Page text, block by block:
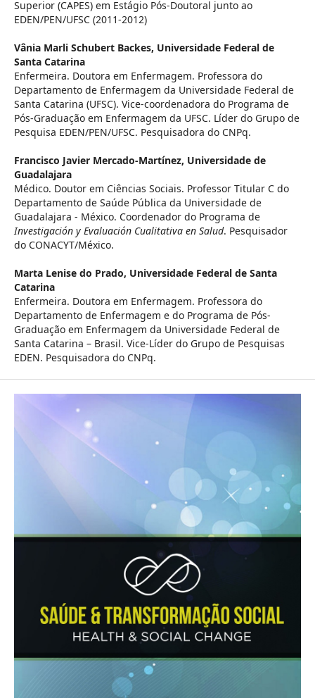
Superior (CAPES) em Estágio Pós-Doutoral junto ao
EDEN/PEN/UFSC (2011-2012)
Vânia Marli Schubert Backes, Universidade Federal de
Santa Catarina
Enfermeira. Doutora em Enfermagem. Professora do
Departamento de Enfermagem da Universidade Federal de
Santa Catarina (UFSC). Vice-coordenadora do Programa de
Pós-Graduação em Enfermagem da UFSC. Líder do Grupo de
Pesquisa EDEN/PEN/UFSC. Pesquisadora do CNPq.
Francisco Javier Mercado-Martínez, Universidade de
Guadalajara
Médico. Doutor em Ciências Sociais. Professor Titular C do
Departamento de Saúde Pública da Universidade de
Guadalajara - México. Coordenador do Programa de
Investigación y Evaluación Cualitativa en Salud. Pesquisador
do CONACYT/México.
Marta Lenise do Prado, Universidade Federal de Santa
Catarina
Enfermeira. Doutora em Enfermagem. Professora do
Departamento de Enfermagem e do Programa de Pós-
Graduação em Enfermagem da Universidade Federal de
Santa Catarina – Brasil. Vice-Líder do Grupo de Pesquisas
EDEN. Pesquisadora do CNPq.